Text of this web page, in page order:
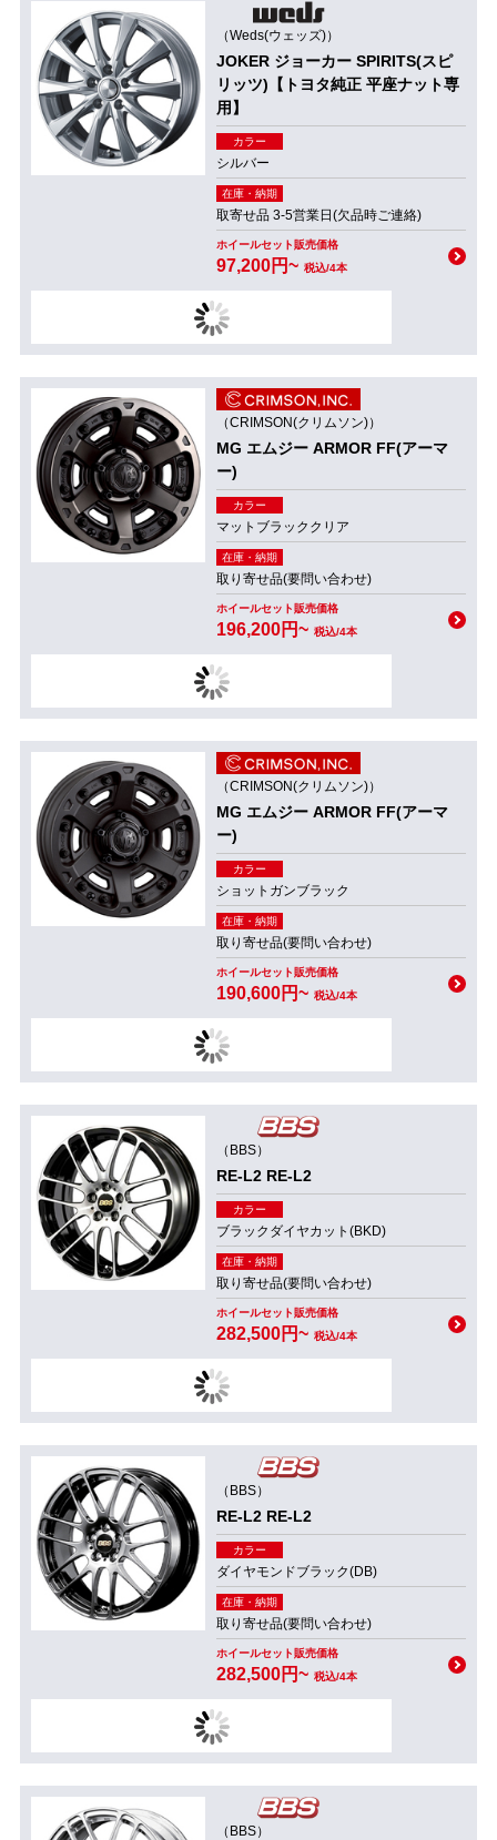
（Weds(ウェッズ)）
JOKER ジョーカー SPIRITS(スピ
リッツ)【トヨタ純正 平座ナット専
用】
カラー
シルバー
在庫・納期
取寄せ品 3-5営業日(欠品時ご連絡)
ホイールセット販売価格
97,200円~ 税込/4本
（CRIMSON(クリムソン)）
MG エムジー ARMOR FF(アーマ
ー)
カラー
マットブラッククリア
在庫・納期
取り寄せ品(要問い合わせ)
ホイールセット販売価格
196,200円~ 税込/4本
（CRIMSON(クリムソン)）
MG エムジー ARMOR FF(アーマ
ー)
カラー
ショットガンブラック
在庫・納期
取り寄せ品(要問い合わせ)
ホイールセット販売価格
190,600円~ 税込/4本
（BBS）
RE-L2 RE-L2
カラー
ブラックダイヤカット(BKD)
在庫・納期
取り寄せ品(要問い合わせ)
ホイールセット販売価格
282,500円~ 税込/4本
（BBS）
RE-L2 RE-L2
カラー
ダイヤモンドブラック(DB)
在庫・納期
取り寄せ品(要問い合わせ)
ホイールセット販売価格
282,500円~ 税込/4本
（BBS）